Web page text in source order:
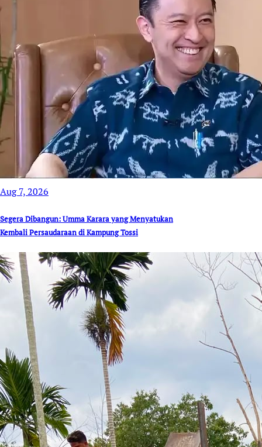
Aug 7, 2026
Segera Dibangun: Umma Karara yang Menyatukan
Kembali Persaudaraan di Kampung Tossi